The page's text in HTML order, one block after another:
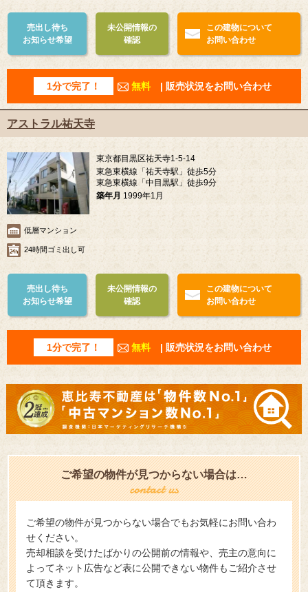
売出し待ち
お知らせ希望
未公開情報の
確認
この建物について
お問い合わせ
1分で完了！ 無料 | 販売状況をお問い合わせ
アストラル祐天寺
東京都目黒区祐天寺1-5-14
東急東横線「祐天寺駅」徒歩5分
東急東横線「中目黒駅」徒歩9分
築年月 1999年1月
低層マンション
24時間ゴミ出し可
売出し待ち
お知らせ希望
未公開情報の
確認
この建物について
お問い合わせ
1分で完了！ 無料 | 販売状況をお問い合わせ
ご希望の物件が見つからない場合は…
ご希望の物件が見つからない場合でもお気軽にお問い合わ
せください。
売却相談を受けたばかりの公開前の情報や、売主の意向に
よってネット広告など表に公開できない物件もご紹介させ
て頂きます。